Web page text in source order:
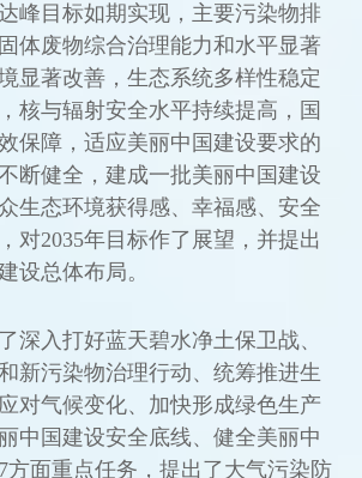
峰目标如期实现，主要污染物排
体废物综合治理能力和水平显著
显著改善，生态系统多样性稳定
核与辐射安全水平持续提高，国
保障，适应美丽中国建设要求的
断健全，建成一批美丽中国建设
生态环境获得感、幸福感、安全
对2035年目标作了展望，并提出
设总体布局。
深入打好蓝天碧水净土保卫战、
新污染物治理行动、统筹推进生
对气候变化、加快形成绿色生产
中国建设安全底线、健全美丽中
方面重点任务，提出了大气污染防